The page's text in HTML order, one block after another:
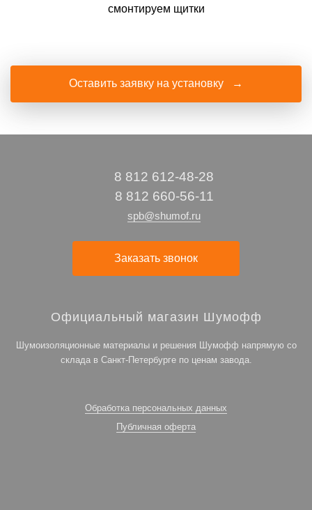
смонтируем щитки
Оставить заявку на установку →
8 812 612-48-28
8 812 660-56-11
spb@shumof.ru
Заказать звонок
Официальный магазин Шумофф
Шумоизоляционные материалы и решения Шумофф напрямую со
склада в Санкт-Петербурге по ценам завода.
Обработка персональных данных
Публичная оферта